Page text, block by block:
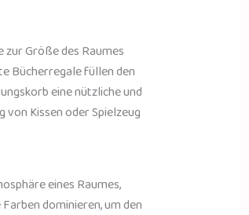
Größe des Raumes
Bücherregale füllen den
eine nützliche und
Kissen oder Spielzeug
eines Raumes,
dominieren, um den